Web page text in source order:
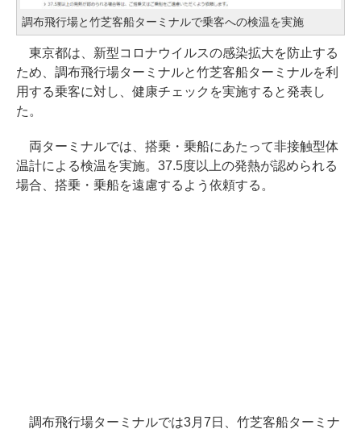
調布飛行場と竹芝客船ターミナルで乗客への検温を実施
東京都は、新型コロナウイルスの感染拡大を防止する
ため、調布飛行場ターミナルと竹芝客船ターミナルを利
用する乗客に対し、健康チェックを実施すると発表し
た。
両ターミナルでは、搭乗・乗船にあたって非接触型体
温計による検温を実施。37.5度以上の発熱が認められる
場合、搭乗・乗船を遠慮するよう依頼する。
調布飛行場ターミナルでは3月7日、竹芝客船ターミナ